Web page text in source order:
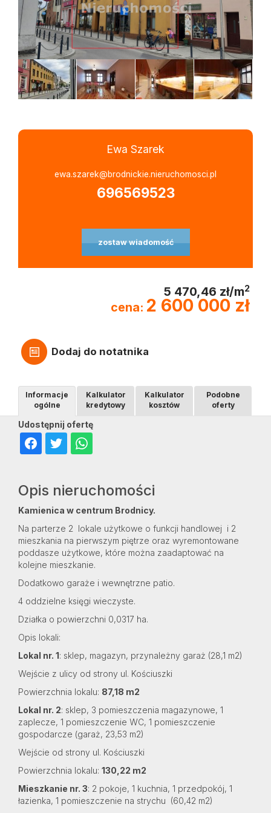
Ewa Szarek
ewa.szarek@brodnickie.nieruchomosci.pl
696569523
zostaw wiadomość
5 470,46 zł/m2
cena: 2 600 000 zł
Dodaj do notatnika
Udostępnij ofertę
Informacje
ogólne
Kalkulator
kredytowy
Kalkulator
kosztów
Podobne
oferty
Opis nieruchomości
Kamienica w centrum Brodnicy.
Na parterze 2 lokale użytkowe o funkcji handlowej i 2
mieszkania na pierwszym piętrze oraz wyremontowane
poddasze użytkowe, które można zaadaptować na
kolejne mieszkanie.
Dodatkowo garaże i wewnętrzne patio.
4 oddzielne księgi wieczyste.
Działka o powierzchni 0,0317 ha.
Opis lokali:
Lokal nr. 1: sklep, magazyn, przynależny garaż (28,1 m2)
Wejście z ulicy od strony ul. Kościuszki
Powierzchnia lokalu: 87,18 m2
Lokal nr. 2: sklep, 3 pomieszczenia magazynowe, 1
zaplecze, 1 pomieszczenie WC, 1 pomieszczenie
gospodarcze (garaż, 23,53 m2)
Wejście od strony ul. Kościuszki
Powierzchnia lokalu: 130,22 m2
Mieszkanie nr. 3: 2 pokoje, 1 kuchnia, 1 przedpokój, 1
łazienka, 1 pomieszczenie na strychu (60,42 m2)